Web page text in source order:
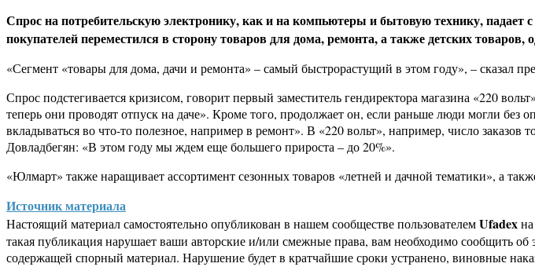
Спрос на потребительскую электронику, как и на компьютеры и бытовую технику,
покупателей переместился в сторону товаров для дома, ремонта, а также детских товаров,
«Сегмент «товары для дома, дачи и ремонта» – самый быстрорастущий в этом году», – сказал
Спрос подстегивается кризисом, говорит первый заместитель гендиректора магазина «220
теперь они проводят отпуск на даче». Кроме того, продолжает он, если раньше люди могли без
вкладываться во что-то полезное, например в ремонт». В «220 вольт», например, число
Довладбегян: «В этом году мы ждем еще большего прироста – до 20%».
«Юлмарт» также наращивает ассортимент сезонных товаров «летней и дачной тематики», а
Источник материала
Настоящий материал самостоятельно опубликован в нашем сообществе пользователемUfadex
такая публикация нарушает ваши авторские и/или смежные права, вам необходимо сообщить
содержащей спорный материал. Нарушение будет в кратчайшие сроки устранено, виновные